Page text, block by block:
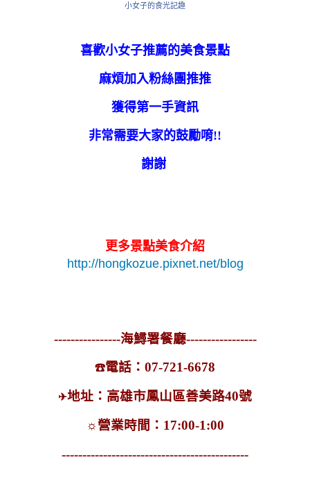
小女子的食光記趣
喜歡小女子推薦的美食景點
麻煩加入粉絲團推推
獲得第一手資訊
非常需要大家的鼓勵唷!!
謝謝
更多景點美食介紹
http://hongkozue.pixnet.net/blog
----------------海鱘署餐廳-----------------
☎電話：07-721-6678
✈地址：高雄市鳳山區善美路40號
☼營業時間：17:00-1:00
---------------------------------------------